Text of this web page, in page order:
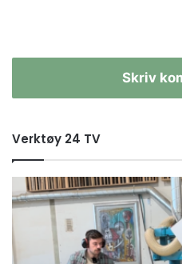
Skriv
Verktøy 24 TV